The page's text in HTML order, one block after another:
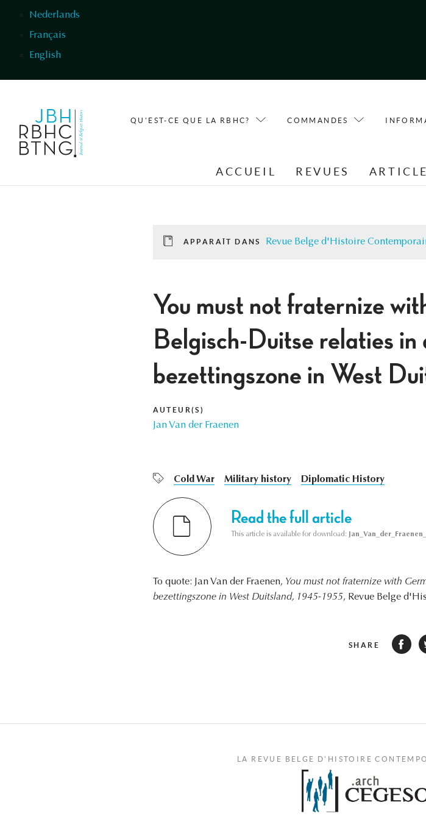
Nederlands
Français
English
QU'EST-CE QUE LA RBHC? COMMANDES
ACCUEIL REVUES
APPARAÎT DANS Revue Belge d'Histoire
You must not fraternize
Belgisch-Duitse relaties in
bezettingszone in West
AUTEUR(S)
Jan Van der Fraenen
Cold War Military history Diplomatic History
Read the full article
This article is available for download:
To quote: Jan Van der Fraenen, You must not fraternize with
bezettingszone in West Duitsland, 1945-1955, Revue Belge
SHARE
LA REVUE BELGE D'HISTOIRE